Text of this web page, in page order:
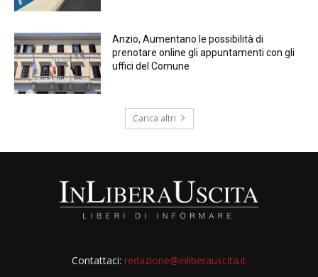
Anzio, Aumentano le possibilità di
prenotare online gli appuntamenti con gli
uffici del Comune
Carica altri
Contattaci: redazione@inliberauscita.it